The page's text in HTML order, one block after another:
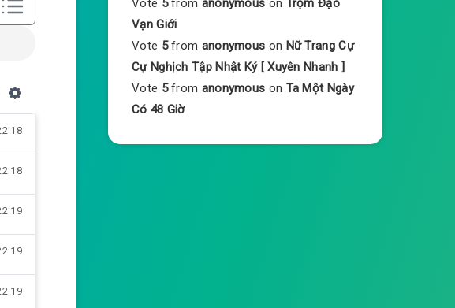
S
e
t
t
i
Vote 5 from anonymous on Trộm Đạo
Vạn Giới
Vote 5 from anonymous on Nữ Trang Cự
Cự Nghịch Tập Nhật Ký [ Xuyên Nhanh ]
Vote 5 from anonymous on Ta Một Ngày
Có 48 Giờ